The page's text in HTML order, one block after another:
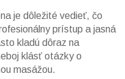
je dôležité vedieť, čo
prístup a jasná
kladú dôraz na
klásť otázky o
masážou.